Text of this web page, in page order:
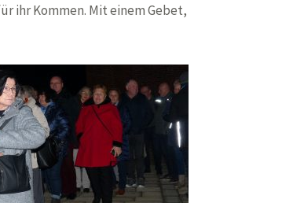
ihr Kommen. Mit einem Gebet,